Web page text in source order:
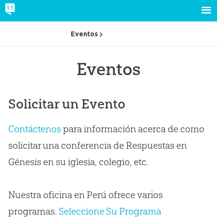
Eventos
Solicitar un Evento
Contáctenospara información acerca de como
solicitar una conferencia de Respuestas en
Génesis en su iglesia, colegio, etc.
Nuestra oficina en Perú ofrece varios
programas. Seleccione Su Programa
Eventos